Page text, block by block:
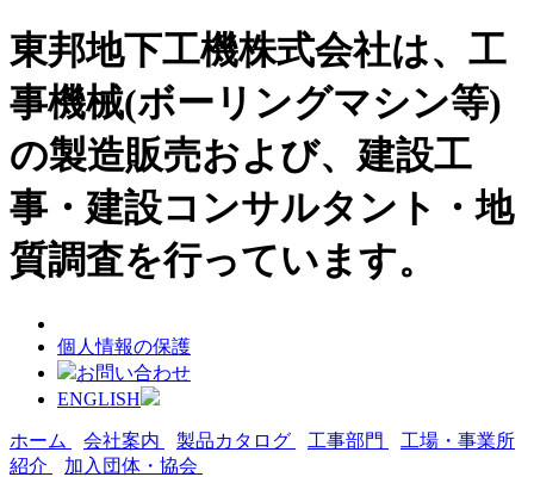
東邦地下工機株式会社は、工
事機械(ボーリングマシン等)
の製造販売および、建設工
事・建設コンサルタント・地
質調査を行っています。
個人情報の保護
お問い合わせ
ENGLISH
ホーム 会社案内 製品カタログ 工事部門
工場・事業所
紹介
加入団体・協会